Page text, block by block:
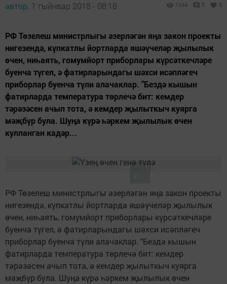
автор, 1 гыйнвар 2018 - 08:18 1244 0 0
РФ Төзелеш министрлыгы әзерләгән яңа закон проекты
нигезендә, күпкатлы йортларда яшәүчеләр җылылык
өчен, ниһаять, гомумйорт приборлары күрсәткечләре
буенча түгел, ә фатирларындагы шәхси исәпләгеч
приборлар буенча түли алачаклар. "Бездә кышын
фатирларда температура төрлечә бит: кемдер
тәрәзәсен ачып тота, ә кемдер җылыткыч куярга
мәҗбүр була. Шуңа күрә һәркем җылылык өчен
кулланган кадәр...
РФ Төзелеш министрлыгы әзерләгән яңа закон проекты
нигезендә, күпкатлы йортларда яшәүчеләр җылылык
өчен, ниһаять, гомумйорт приборлары күрсәткечләре
буенча түгел, ә фатирларындагы шәхси исәпләгеч
приборлар буенча түли алачаклар. "Бездә кышын
фатирларда температура төрлечә бит: кемдер
тәрәзәсен ачып тота, ә кемдер җылыткыч куярга
мәҗбүр була. Шуңа күрә һәркем җылылык өчен